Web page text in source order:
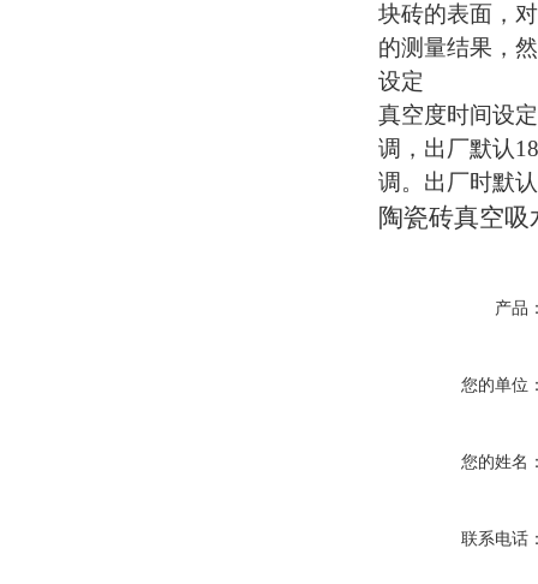
块砖的表面，
的测量结果，
设定
真空度时间设
调，出厂默认
调。出厂时默
陶瓷砖真空
产品
您的单位
您的姓名
联系电话